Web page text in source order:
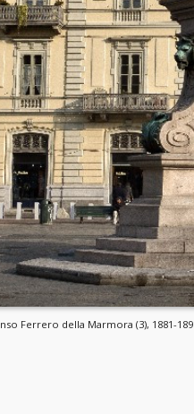
Ferrero della Marmora (3), 1881-